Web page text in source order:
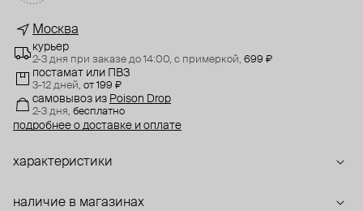
Москва
курьер
2-3 дня при заказе до 14:00, с примеркой, 699 ₽
постамат или ПВЗ
3-12 дней, от 199 ₽
самовывоз из Poison Drop
2-3 дня, бесплатно
подробнее о доставке и оплате
характеристики
наличие в магазинах